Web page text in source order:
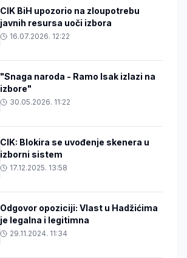
CIK BiH upozorio na zloupotrebu
javnih resursa uoči izbora
16.07.2026. 12:22
"Snaga naroda - Ramo Isak izlazi na
izbore"
30.05.2026. 11:22
CIK: Blokira se uvođenje skenera u
izborni sistem
17.12.2025. 13:58
Odgovor opoziciji: Vlast u Hadžićima
je legalna i legitimna
29.11.2024. 11:34